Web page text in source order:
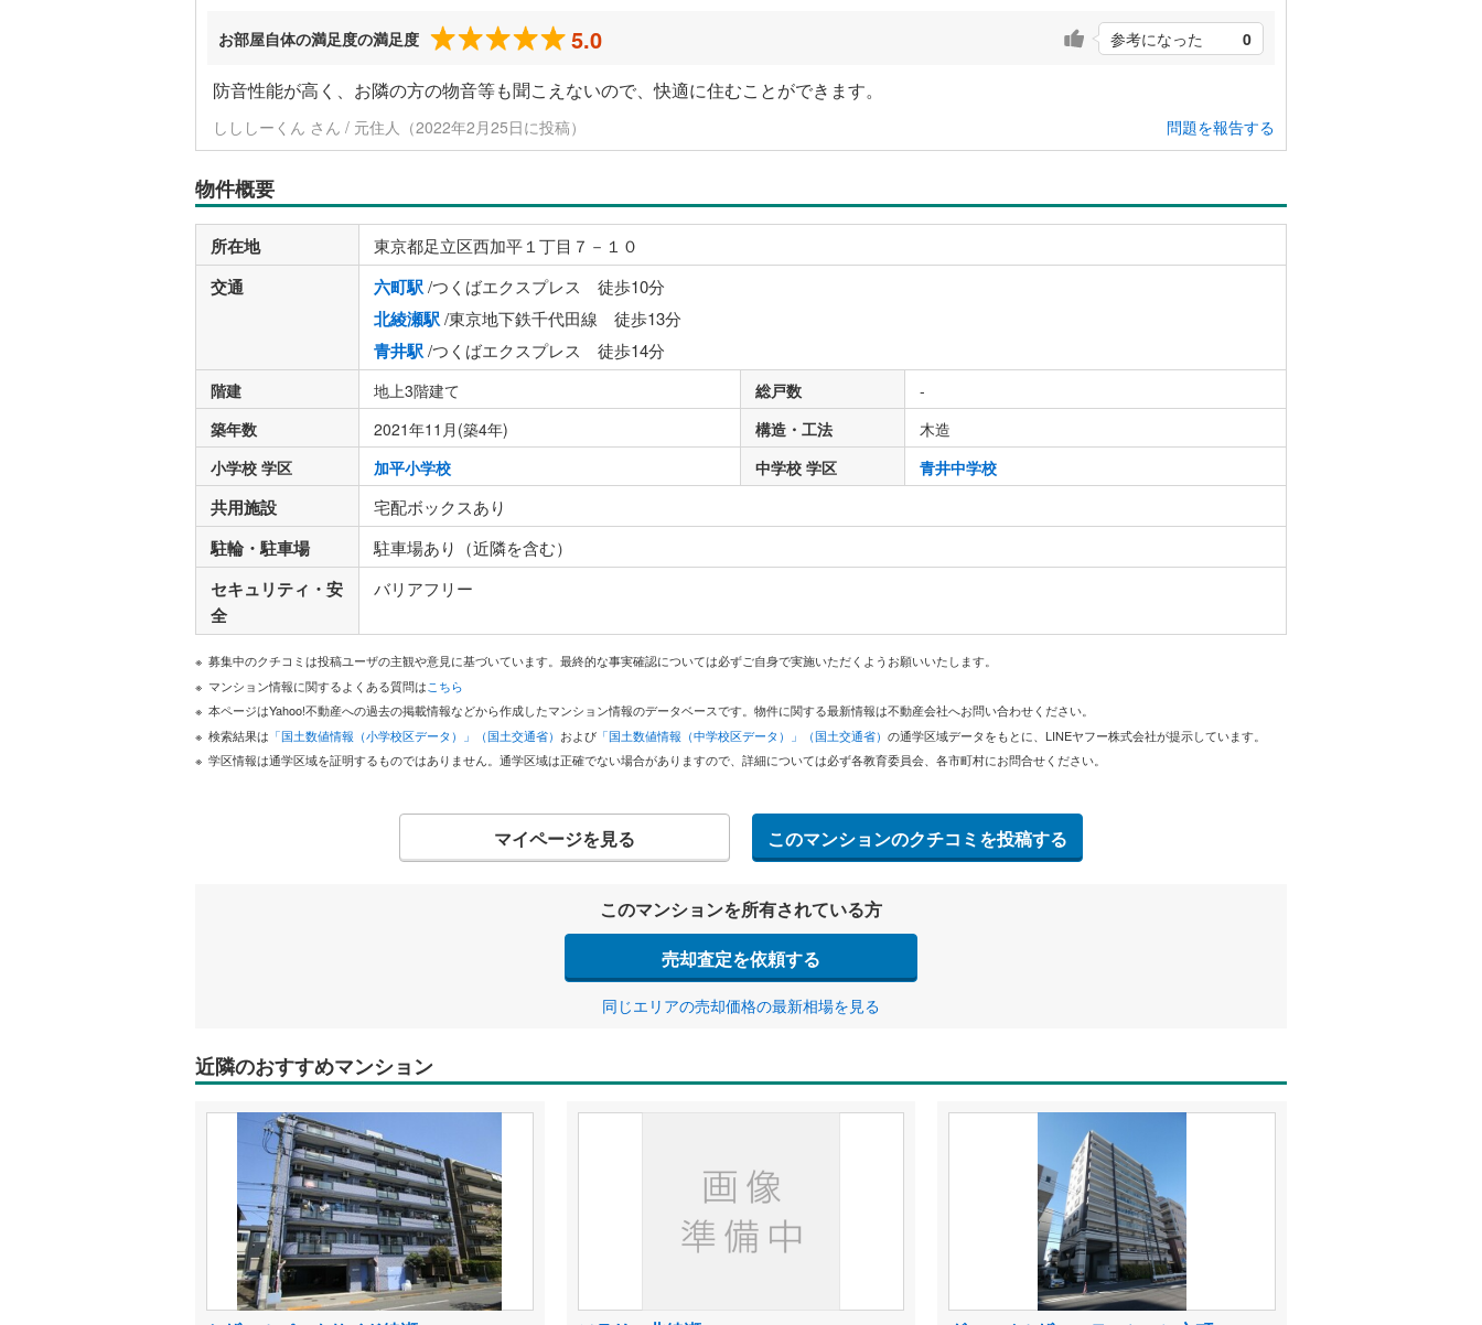
お部屋自体の満足度の満足度 5.0 参考になった 0
防音性能が高く、お隣の方の物音等も聞こえないので、快適に住むことができます。
しししーくん さん / 元住人（2022年2月25日に投稿） 問題を報告する
物件概要
所在地 東京都足立区西加平１丁目７－１０
交通 六町駅/つくばエクスプレス 徒歩10分
北綾瀬駅/東京地下鉄千代田線 徒歩13分
青井駅/つくばエクスプレス 徒歩14分
階建 地上3階建て 総戸数
-
築年数
2021年11月(築4年) 構造・工法
木造
小学校 学区
加平小学校 中学校 学区 青井中学校
共用施設 宅配ボックスあり
駐輪・駐車場 駐車場あり（近隣を含む）
セキュリティ・安
全
バリアフリー
募集中のクチコミは投稿ユーザの主観や意見に基づいています。最終的な事実確認については必ずご自身で実施いただくようお願いいたします。
マンション情報に関するよくある質問はこちら
本ページはYahoo!不動産への過去の掲載情報などから作成したマンション情報のデータベースです。物件に関する最新情報は不動産会社へお問い合わせください。
検索結果は 「国土数値情報（小学校区データ）」（国土交通省） および 「国土数値情報（中学校区データ）」（国土交通省） の通学区域データをもとに、LINEヤフー株式会社が提示しています。
学区情報は通学区域を証明するものではありません。通学区域は正確でない場合がありますので、詳細については必ず各教育委員会、各市町村にお問合せください。
マイページを見る このマンションのクチコミを投稿する
このマンションを所有されている方
売却査定を依頼する
同じエリアの売却価格の最新相場を見る
近隣のおすすめマンション